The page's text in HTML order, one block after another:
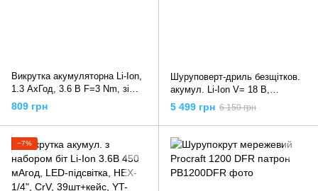
Викрутка акумуляторна Li-Ion,
1.3 АхГод, 3.6 В F=3 Nm, зі
змінним корпусом, YT-82760
809 грн
Шуруповерт-дриль безщітков.
акумул. Li-Ion V= 18 В,
крутн.мом.- 42 Нм, 2 АГод,
патрон Ø≤13 мм, YT-82794
YATO
5 499 грн 6 150 грн
−7%